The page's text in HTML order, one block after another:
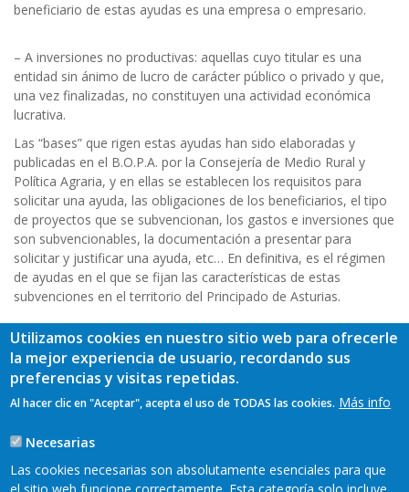
beneficiario de estas ayudas es una empresa o empresario.
– A inversiones no productivas: aquellas cuyo titular es una
entidad sin ánimo de lucro de carácter público o privado y que,
una vez finalizadas, no constituyen una actividad económica
lucrativa.
Las “bases” que rigen estas ayudas han sido elaboradas y
publicadas en el B.O.P.A. por la Consejería de Medio Rural y
Política Agraria, y en ellas se establecen los requisitos para
solicitar una ayuda, las obligaciones de los beneficiarios, el tipo
de proyectos que se subvencionan, los gastos e inversiones que
son subvencionables, la documentación a presentar para
solicitar y justificar una ayuda, etc… En definitiva, es el régimen
de ayudas en el que se fijan las características de estas
subvenciones en el territorio del Principado de Asturias.
Dónde puedo obtener más
información
Cualquier interesado puede dirigirse a las oficinas del
GDR Bajo
Nalón ( Polígono de Salcedo, s/n 33120-Pravia)
donde se
atenderá cualquier consulta relacionada con el Eje 4 del F.E.P.
También pueden realizarse consultas o ampliar información en
el teléfono 985823667.
Utilizamos cookies en nuestro sitio web para ofrecerle
la mejor experiencia de usuario, recordando sus
preferencias y visitas repetidas.
Al hacer clic en "Aceptar", acepta el uso de TODAS las cookies. Más info
Necesarias
Las cookies necesarias son absolutamente esenciales para que